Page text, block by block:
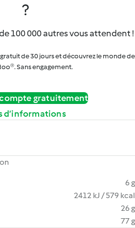
?
100 000 autres vous attendent !
de 30 jours et découvrez le monde de
Sans engagement.
gratuitement
d’informations
6 g
2412 kJ / 579 kcal
26 g
77 g